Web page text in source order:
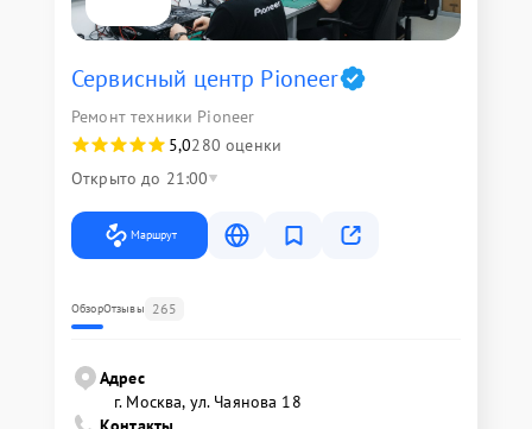
Сервисный центр Pioneer
Ремонт техники Pioneer
5,0280 оценки
Открыто до 21:00
Маршрут
ОбзорОтзывы 265
Адрес
г. Москва, ул. Чаянова 18